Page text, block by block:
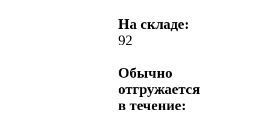
На складе:
92
Обычно
отгружается
в течение: